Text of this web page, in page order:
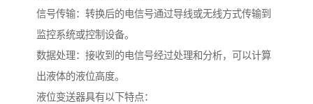
信号传输：转换后的电信号通过导线或无线方式传输到
监控系统或控制设备。
数据处理：接收到的电信号经过处理和分析，可以计算
出液体的液位高度。
液位变送器具有以下特点：